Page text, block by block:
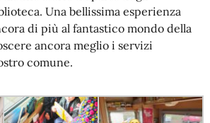
Una bellissima esperienza
di più al fantastico mondo della
ancora meglio i servizi
comune.